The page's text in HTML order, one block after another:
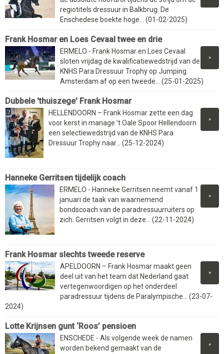
regiotitels dressuur in Balkbrug. De
Enschedese boekte hoge... (01-02-2025)
Frank Hosmar en Loes Cevaal twee en drie
»
ERMELO - Frank Hosmar en Loes Cevaal
sloten vrijdag de kwalificatiewedstrijd van de
KNHS Para Dressuur Trophy op Jumping
Amsterdam af op een tweede... (25-01-2025)
Dubbele 'thuiszege' Frank Hosmar
»
HELLENDOORN – Frank Hosmar zette een dag
voor kerst in manage ’t Oale Spoor Hellendoorn
een selectiewedstrijd van de KNHS Para
Dressuur Trophy naar... (25-12-2024)
Hanneke Gerritsen tijdelijk coach
»
ERMELO - Hanneke Gerritsen neemt vanaf 1
januari de taak van waarnemend
bondscoach van de paradressuurruiters op
zich. Gerritsen volgt in deze... (22-11-2024)
Frank Hosmar slechts tweede reserve
»
APELDOORN – Frank Hosmar maakt geen
deel uit van het team dat Nederland gaat
vertegenwoordigen op het onderdeel
paradressuur tijdens de Paralympische... (23-07-
2024)
Lotte Krijnsen gunt ‘Roos’ pensioen
»
ENSCHEDE - Als volgende week de namen
worden bekend gemaakt van de